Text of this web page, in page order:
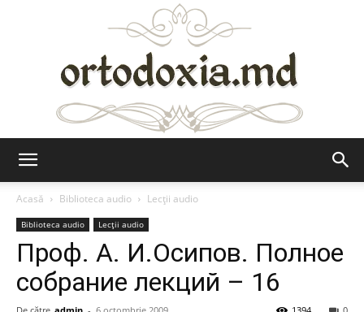
Acasă
Biblioteca audio Lecții audio
Biblioteca audio Lecții audio
Проф. А. И.Осипов. Полное
собрание лекций – 16